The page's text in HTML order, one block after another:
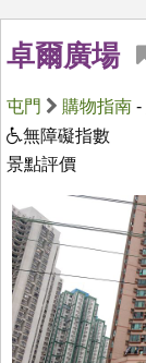
卓爾廣場
屯門 購物指南 -
無障礙指數
景點評價